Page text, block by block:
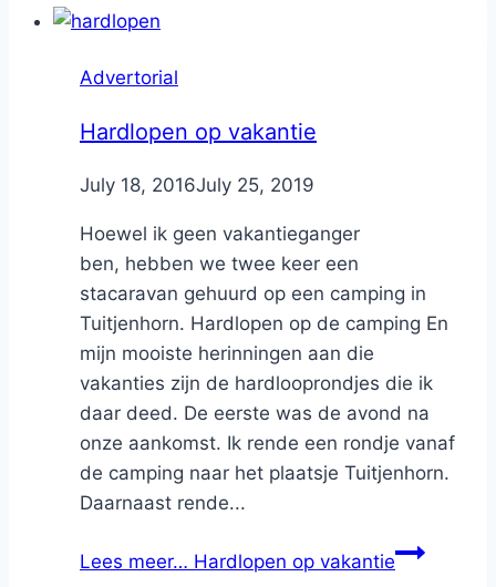
Advertorial
Hardlopen op vakantie
ByNicole
July 18, 2016July 25, 2019
Hoewel ik geen vakantieganger
ben, hebben we twee keer een
stacaravan gehuurd op een camping in
Tuitjenhorn. Hardlopen op de camping En
mijn mooiste herinningen aan die
vakanties zijn de hardlooprondjes die ik
daar deed. De eerste was de avond na
onze aankomst. Ik rende een rondje vanaf
de camping naar het plaatsje Tuitjenhorn.
Daarnaast rende...
Lees meer… Hardlopen op vakantie